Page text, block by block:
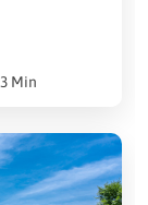
3 Min